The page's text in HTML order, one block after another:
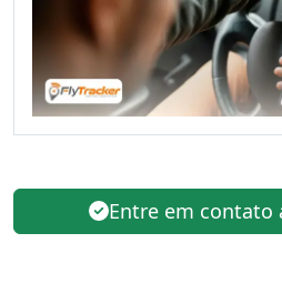
Entre em contato